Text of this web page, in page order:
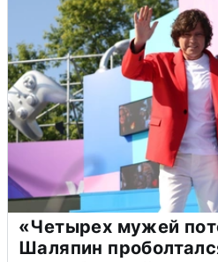
«Четырех мужей
Шаляпин